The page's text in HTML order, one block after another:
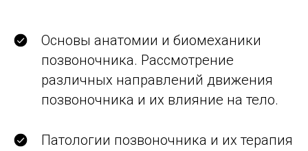
Основы анатомии и биомеханики
позвоночника. Рассмотрение
различных направлений движения
позвоночника и их влияние на тело.
Патологии позвоночника и их терапия